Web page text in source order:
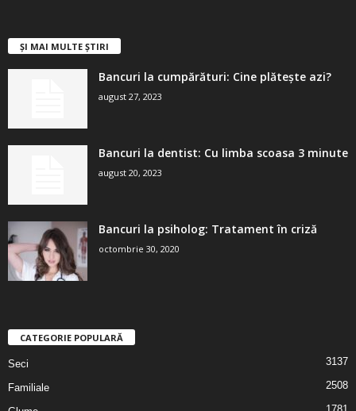
ȘI MAI MULTE ȘTIRI
Bancuri la cumpărături: Cine plătește azi?
august 27, 2023
Bancuri la dentist: Cu limba scoasa 3 minute
august 20, 2023
Bancuri la psiholog: Tratament în criză
octombrie 30, 2020
CATEGORIE POPULARĂ
Seci 3137
Familiale 2508